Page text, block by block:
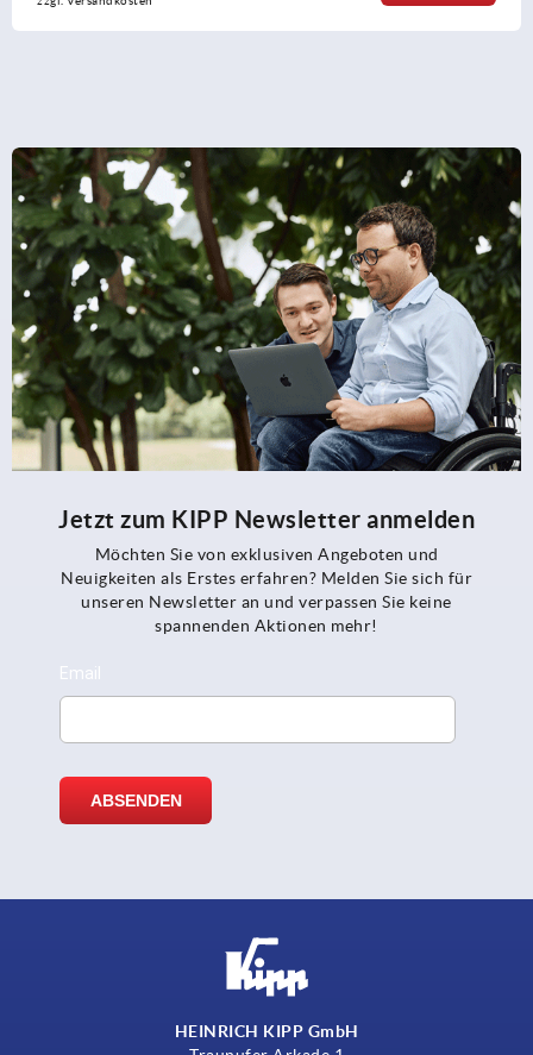
Jetzt zum KIPP Newsletter anmelden
Möchten Sie von exklusiven Angeboten und
Neuigkeiten als Erstes erfahren? Melden Sie sich für
unseren Newsletter an und verpassen Sie keine
spannenden Aktionen mehr!
HEINRICH KIPP GmbH